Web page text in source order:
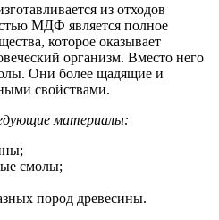
из отходов
МДФ является полное
которое оказывает
организм. Вместо него
Они более щадящие и
свойствами.
материалы:
смолы;
пород древесины.